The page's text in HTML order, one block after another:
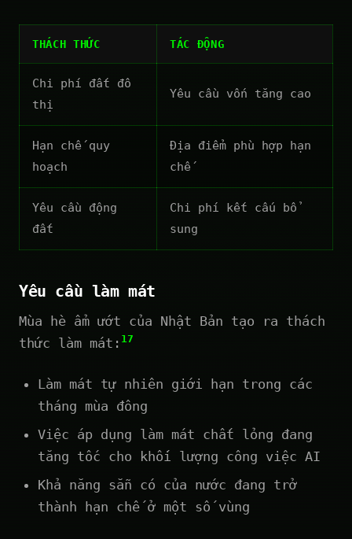
THÁCH THỨC TÁC ĐỘNG
Chi phí đất đô
thị
Yêu cầu vốn tăng cao
Hạn chế quy
hoạch
Địa điểm phù hợp hạn
chế
Yêu cầu động
đất
Chi phí kết cấu bổ
sung
Yêu cầu làm mát
Mùa hè ẩm ướt của Nhật Bản tạo ra thách
thức làm mát: 17
Làm mát tự nhiên giới hạn trong các
tháng mùa đông
Việc áp dụng làm mát chất lỏng đang
tăng tốc cho khối lượng công việc AI
Khả năng sẵn có của nước đang trở
thành hạn chế ở một số vùng